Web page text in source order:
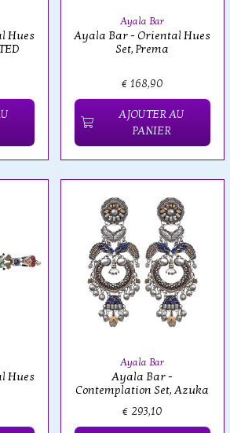
Hues
Ayala Bar
Ayala Bar - Oriental Hues
Set, Prema
€ 168,90
AJOUTER AU
PANIER
Hues
Ayala Bar
Ayala Bar -
Contemplation Set, Azuka
€ 293,10